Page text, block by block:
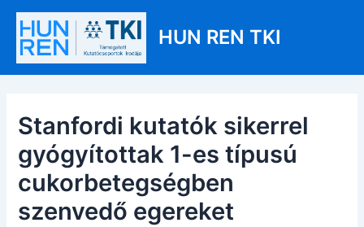
Skip
content
HUN REN TKI
Stanfordi kutatók sikerrel
gyógyítottak 1-es típusú
cukorbetegségben
szenvedő egereket
Post
navigation